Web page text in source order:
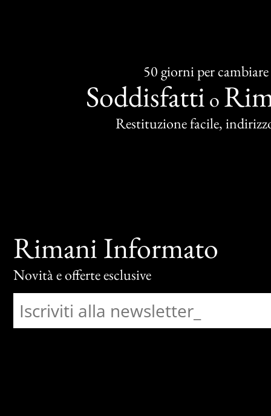
50 giorni per cambiare
Soddisfatti o
Restituzione facile,
Rimani Informato
Novità e offerte esclusive